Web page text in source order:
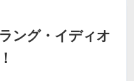
ング・イディオ